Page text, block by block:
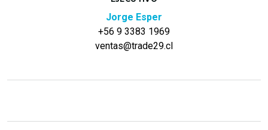
Jorge Esper
+56 9 3383 1969
ventas@trade29.cl